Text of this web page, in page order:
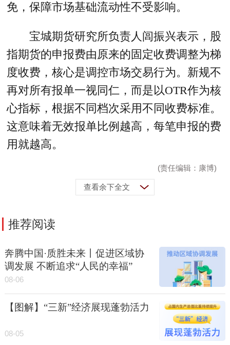
免，保障市场基础流动性不受影响。
宝城期货研究所负责人闾振兴表示，股
指期货的申报费由原来的固定收费调整为梯
度收费，核心是调控市场交易行为。新规不
再对所有报单一视同仁，而是以OTR作为核
心指标，根据不同档次采用不同收费标准。
这意味着无效报单比例越高，每笔申报的费
用就越高。
(责任编辑：康博)
查看余下全文
推荐阅读
奔腾中国·质胜未来丨促进区域协
调发展 不断追求“人民的幸福”
08-06
【图解】“三新”经济展现蓬勃活力
08-05